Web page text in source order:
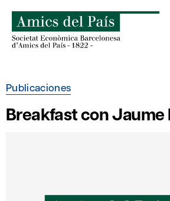
contenido
Publicaciones
Breakfast con Jaume